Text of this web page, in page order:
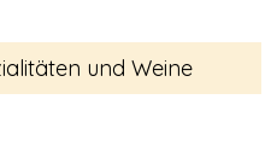
und Weine